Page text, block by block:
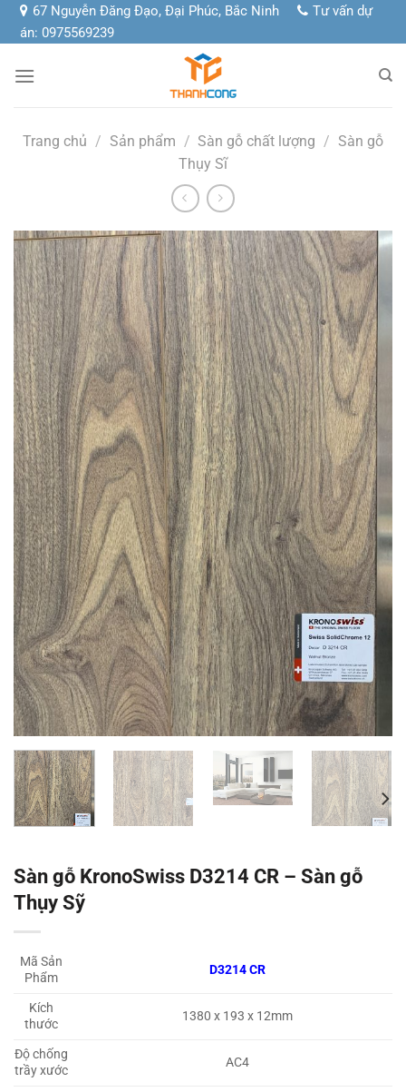
Chuyển
đến
dung
67 Nguyễn Đăng Đạo, Đại Phúc, Bắc Ninh
Tư vấn dự
án: 0975569239
Trang chủ / Sản phẩm / Sàn gỗ chất lượng / Sàn gỗ
Thụy Sĩ
Sàn gỗ KronoSwiss D3214 CR – Sàn gỗ
Thụy Sỹ
Mã Sản
Phẩm
D3214 CR
Kích
thước
1380 x 193 x 12mm
Độ chống
trầy xước
AC4